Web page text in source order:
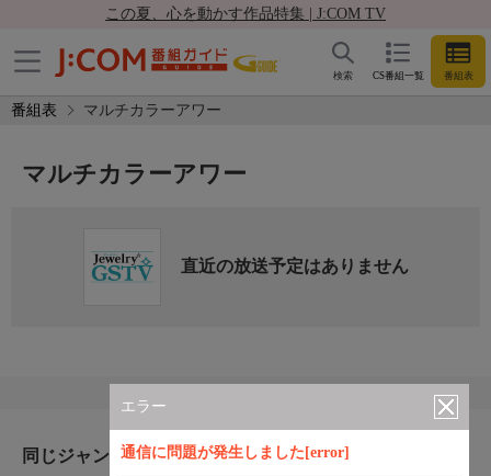
この夏、心を動かす作品特集 | J:COM TV
CS番組一覧 番組表
検索
番組表 マルチカラーアワー
エラー
通信に問題が発生しました[error]
マルチカラーアワー
直近の放送予定はありません
同じジャンルのおすすめ番組